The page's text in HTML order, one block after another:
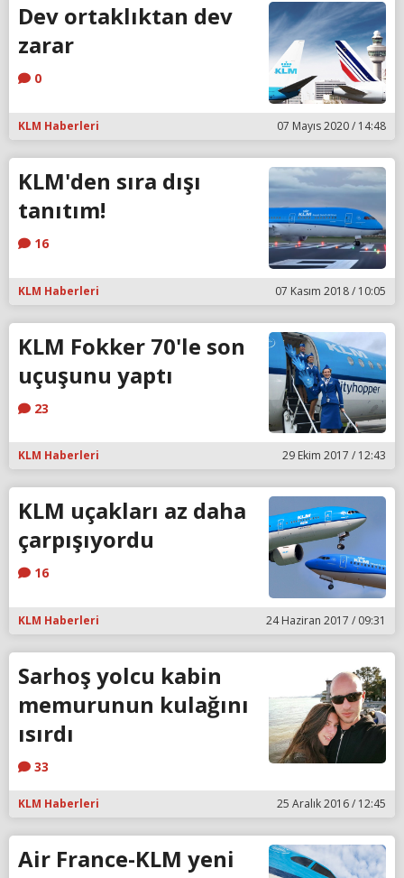
Dev ortaklıktan dev
zarar
0
KLM Haberleri 07 Mayıs 2020 / 14:48
KLM'den sıra dışı
tanıtım!
16
KLM Haberleri 07 Kasım 2018 / 10:05
KLM Fokker 70'le son
uçuşunu yaptı
23
KLM Haberleri 29 Ekim 2017 / 12:43
KLM uçakları az daha
çarpışıyordu
16
KLM Haberleri 24 Haziran 2017 / 09:31
Sarhoş yolcu kabin
memurunun kulağını
ısırdı
33
KLM Haberleri 25 Aralık 2016 / 12:45
Air France-KLM yeni